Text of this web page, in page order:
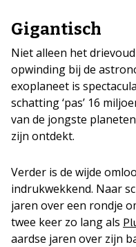
Gigantisch
Niet alleen het
opwinding bij de
exoplaneet is
schatting ‘pas’ 16
van de jongste
zijn ontdekt.
Verder is de wijde
indrukwekkend. Naar
jaren over een rondje
twee keer zo lang als
aardse jaren over zijn